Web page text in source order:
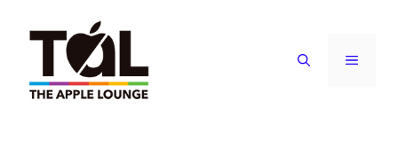
contenuto
MENU